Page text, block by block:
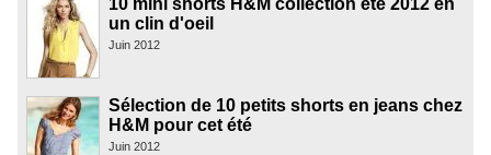
10 mini shorts H&M collection été 2012 en
un clin d'oeil
Juin 2012
Sélection de 10 petits shorts en jeans chez
H&M pour cet été
Juin 2012